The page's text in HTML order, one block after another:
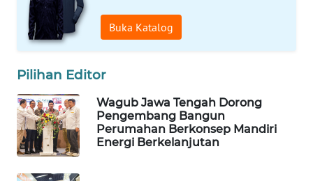
Buka Katalog
Pilihan Editor
Wagub Jawa Tengah Dorong
Pengembang Bangun
Perumahan Berkonsep Mandiri
Energi Berkelanjutan
ADVOKAT
WAHANA
WAHANA
KONSUMEN
WAHANA